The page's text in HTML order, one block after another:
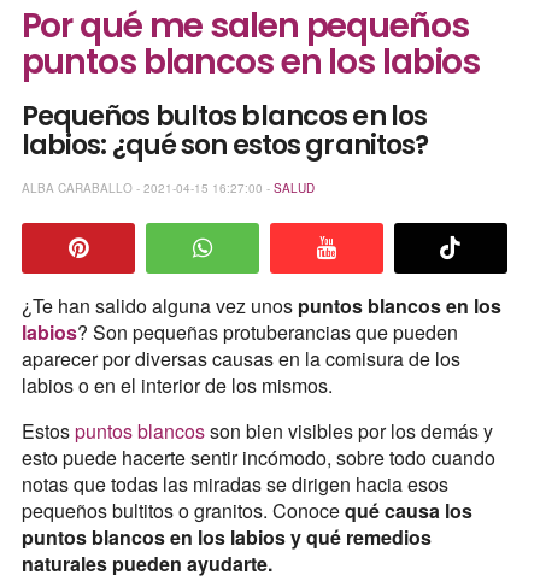
Por qué me salen pequeños
puntos blancos en los labios
Pequeños bultos blancos en los
labios: ¿qué son estos granitos?
ALBA CARABALLO - 2021-04-15 16:27:00 - SALUD
¿Te han salido alguna vez unos puntos blancos en los
labios? Son pequeñas protuberancias que pueden
aparecer por diversas causas en la comisura de los
labios o en el interior de los mismos.
Estospuntos blancosson bien visibles por los demás y
esto puede hacerte sentir incómodo, sobre todo cuando
notas que todas las miradas se dirigen hacia esos
pequeños bultitos o granitos. Conocequé causa los
puntos blancos en los labios y qué remedios
naturales pueden ayudarte.